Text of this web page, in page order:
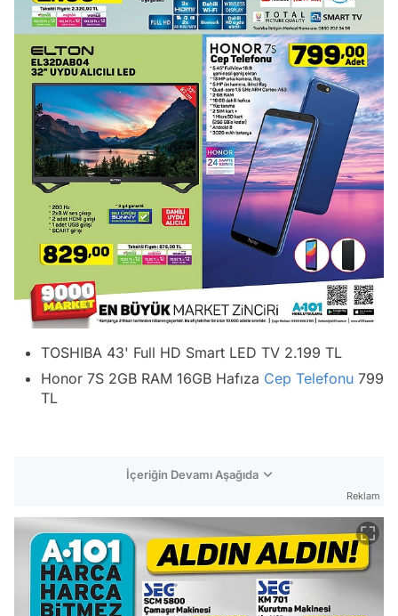
TOSHIBA 43' Full HD Smart LED TV 2.199 TL
Honor 7S 2GB RAM 16GB Hafıza Cep Telefonu 799
TL
İçeriğin Devamı Aşağıda
Reklam